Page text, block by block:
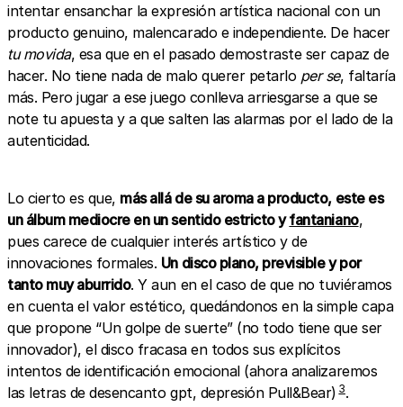
intentar ensanchar la expresión artística nacional con un
producto genuino, malencarado e independiente. De hacer
tu movida, esa que en el pasado demostraste ser capaz de
hacer. No tiene nada de malo querer petarlo per se, faltaría
más. Pero jugar a ese juego conlleva arriesgarse a que se
note tu apuesta y a que salten las alarmas por el lado de la
autenticidad.
Lo cierto es que, más allá de su aroma a producto, este es
un álbum mediocre en un sentido estricto yfantaniano,
pues carece de cualquier interés artístico y de
innovaciones formales. Un disco plano, previsible y por
tanto muy aburrido. Y aun en el caso de que no tuviéramos
en cuenta el valor estético, quedándonos en la simple capa
que propone “Un golpe de suerte” (no todo tiene que ser
innovador), el disco fracasa en todos sus explícitos
intentos de identificación emocional (ahora analizaremos
las letras de desencanto gpt, depresión Pull&Bear) 3.